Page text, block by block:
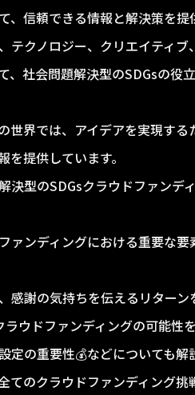
、信頼できる情報と解決策を
テクノロジー、クリエイティ
、社会問題解決型のSDGsの
世界では、アイデアを実現す
提供しています。
決型のSDGsクラウドファン
ァンディングにおける重要な
感謝の気持ちを伝えるリター
ウドファンディングの可能
定の重要性💰などについても
てのクラウドファンディング